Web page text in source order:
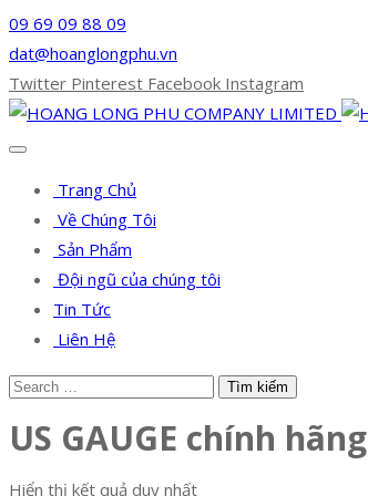
09 69 09 88 09
dat@hoanglongphu.vn
Twitter Pinterest Facebook Instagram
Trang Chủ
Về Chúng Tôi
Sản Phẩm
Đội ngũ của chúng tôi
Tin Tức
Liên Hệ
US GAUGE chính hãng
Hiển thị kết quả duy nhất